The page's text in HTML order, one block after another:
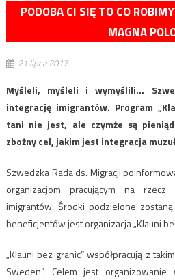
PODOBA CI SIĘ TO CO
MAGNA
21 lipca 2017
Myśleli, myśleli i wymyślili…
integrację imigrantów. Program
tani nie jest, ale czymże są
zbożny cel, jakim jest integracja
Szwedzka Rada ds. Migracji
organizacjom pracującym na
imigrantów. Środki podzielone
beneficjentów jest organizacja „Klauni
„Klauni bez granic” współpracują z
Sweden”. Celem jest